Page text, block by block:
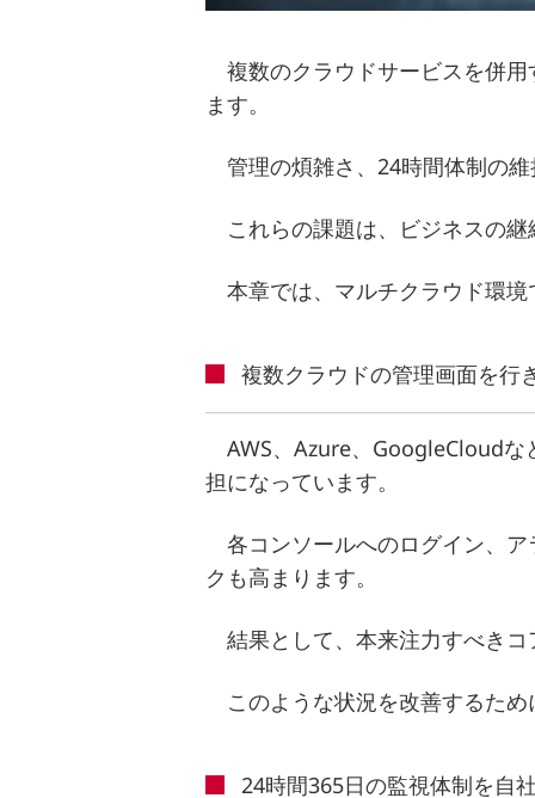
複数のクラウドサービスを併
ます。
管理の煩雑さ、24時間体制の
これらの課題は、ビジネスの
本章では、マルチクラウド環
複数クラウドの管理画面を行
AWS、Azure、GoogleCloudな
担になっています。
各コンソールへのログイン、
クも高まります。
結果として、本来注力すべき
このような状況を改善するた
24時間365日の監視体制を自